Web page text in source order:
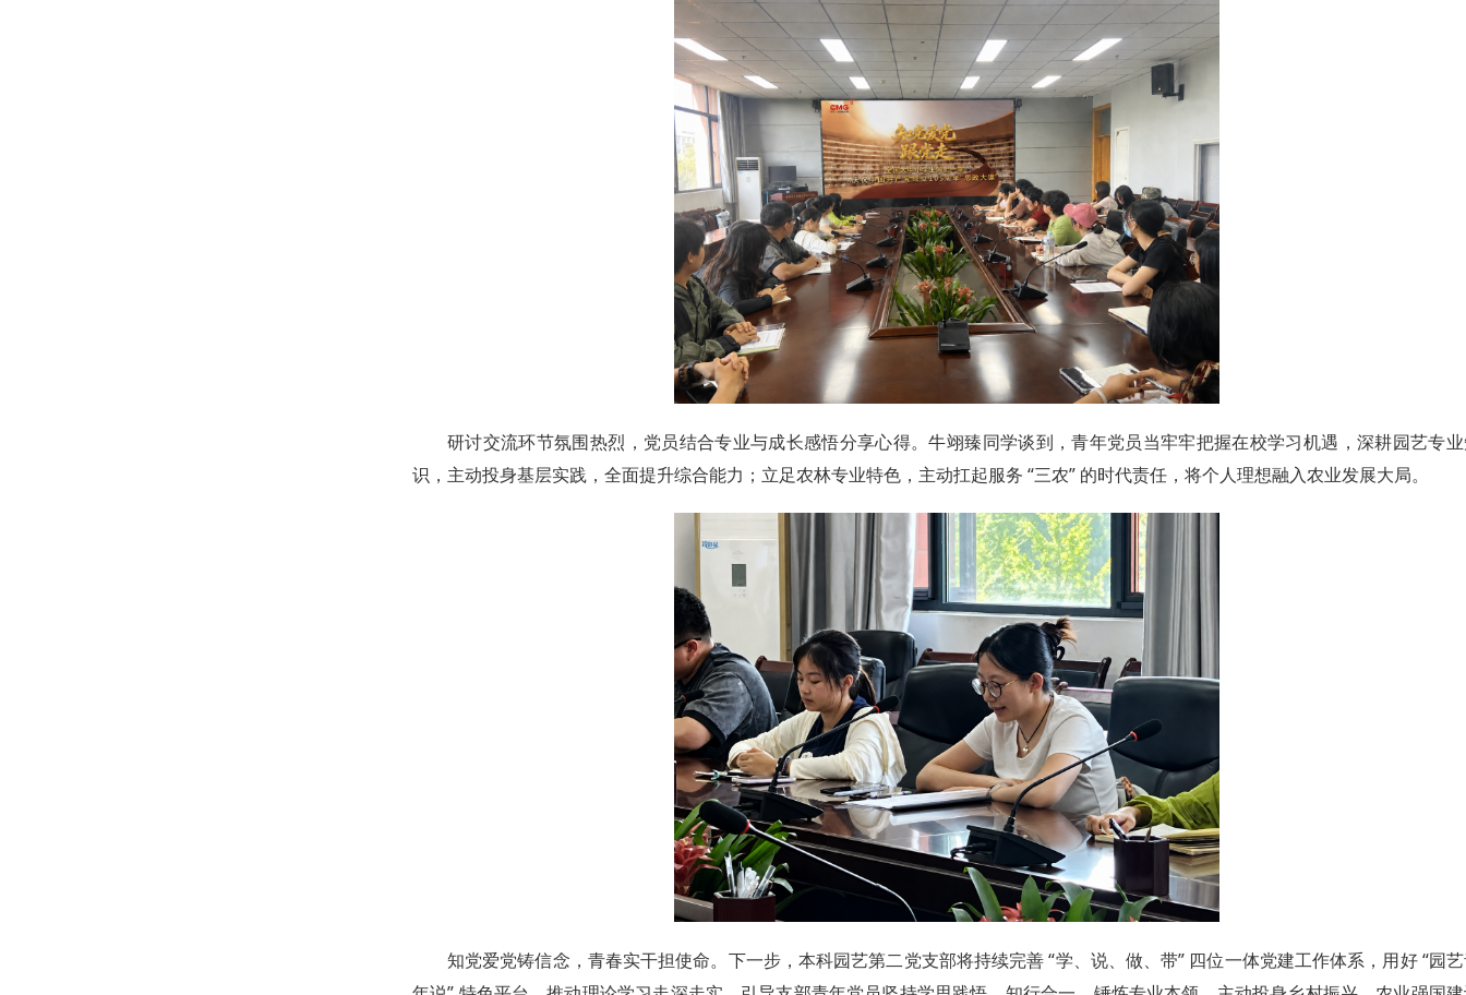
研讨交流环节氛围热烈，党员结合专业与成长感悟分享心得。牛翊臻同学谈到，青年党员当牢牢把握在校学习机遇，深耕园艺专
识，主动投身基层实践，全面提升综合能力；立足农林专业特色，主动扛起服务 “三农” 的时代责任，将个人理想融入农业发展大局。
知党爱党铸信念，青春实干担使命。下一步，本科园艺第二党支部将持续完善 “学、说、做、带” 四位一体党建工作体系，用好 “园